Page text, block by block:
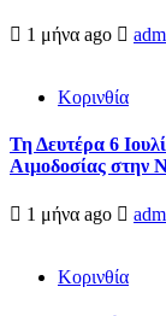
1 μήνα ago
Κορινθία
Τη Δευτέρα 6
Αιμοδοσίας στην
1 μήνα ago
Κορινθία